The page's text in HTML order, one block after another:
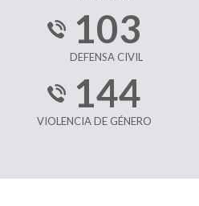
103
DEFENSA CIVIL
144
VIOLENCIA DE GÉNERO